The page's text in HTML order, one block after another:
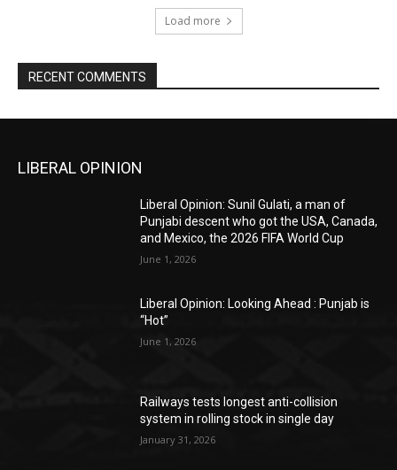
Load more
RECENT COMMENTS
LIBERAL OPINION
Liberal Opinion: Sunil Gulati, a man of
Punjabi descent who got the USA, Canada,
and Mexico, the 2026 FIFA World Cup
June 1, 2026
Liberal Opinion: Looking Ahead : Punjab is
“Hot”
June 1, 2026
Railways tests longest anti-collision
system in rolling stock in single day
January 31, 2026